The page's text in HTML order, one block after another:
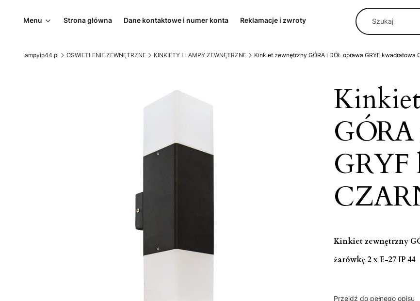
Menu Strona główna Dane kontaktowe i numer konta Reklamacje i zwroty
lampyip44.pl OŚWIETLENIE ZEWNĘTRZNE KINKIETY I LAMPY ZEWNĘTRZNE Kinkiet zewnętrzny GÓRA i DÓŁ oprawa GRYF kwadratowa
GRYF
Kinkiet zewnętrzny
żarówkę 2 x E-27 IP 44
Przejdź do pełnego opisu